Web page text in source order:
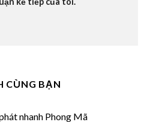
CÙNG BẠN
nhanh Phong Mã